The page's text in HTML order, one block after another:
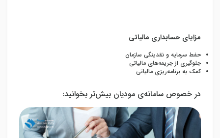
مزایای حسابداری مالیاتی
حفط سرمایه و نقدینگی سازمان
جلوگیری از جریمه‌های مالیاتی
کمک به برنامه‌ریزی مالیاتی
در خصوص سامانه‌ی مودیان بیش‌تر بخوانید: